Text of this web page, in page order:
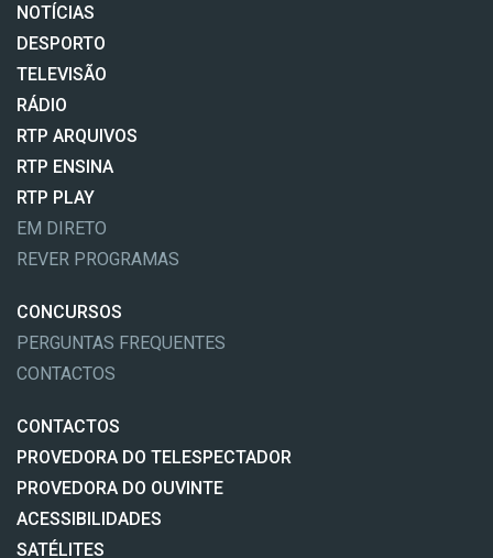
NOTÍCIAS
DESPORTO
TELEVISÃO
RÁDIO
RTP ARQUIVOS
RTP ENSINA
RTP PLAY
EM DIRETO
REVER PROGRAMAS
CONCURSOS
PERGUNTAS FREQUENTES
CONTACTOS
CONTACTOS
PROVEDORA DO TELESPECTADOR
PROVEDORA DO OUVINTE
ACESSIBILIDADES
SATÉLITES